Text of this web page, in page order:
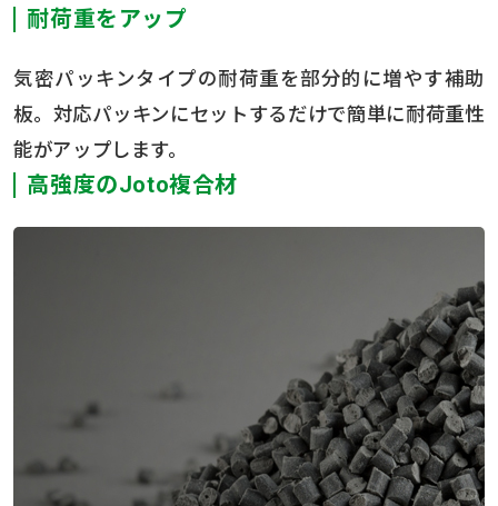
耐荷重をアップ
気密パッキンタイプの耐荷重を部分的に増やす補助
板。対応パッキンにセットするだけで簡単に耐荷重性
能がアップします。
高強度のJoto複合材